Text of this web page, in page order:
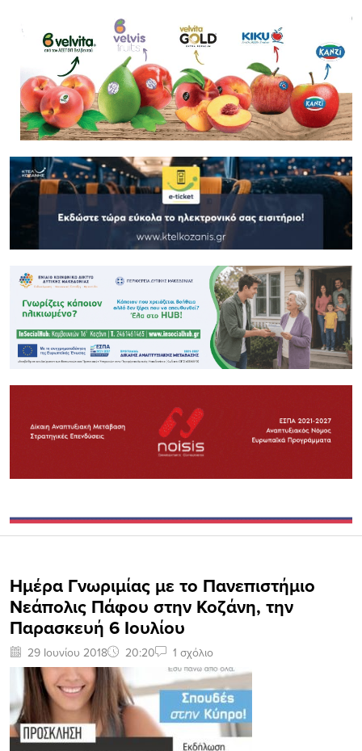
Ημέρα Γνωριμίας με το Πανεπιστήμιο
Νεάπολις Πάφου στην Κοζάνη, την
Παρασκευή 6 Ιουλίου
29 Ιουνίου 2018 20:20 1 σχόλιο